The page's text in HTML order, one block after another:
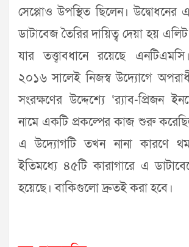
সেপ্পোও উপস্থিত ছিলেন।
ডাটাবেজ তৈরির দায়িত্ব দেয়া হয়
যার তত্ত্বাবধানে রয়েছে
২০১৬ সালেই নিজস্ব উদ্যোগে
সংরক্ষণের উদ্দেশ্যে ‘র‌্যাব-প্রিজন
নামে একটি প্রকল্পের কাজ শুরু
এ উদ্যোগটি তখন নানা কারণে
ইতিমধ্যে ৪৫টি কারাগারে এ
হয়েছে। বাকিগুলো দ্রুতই করা হবে।